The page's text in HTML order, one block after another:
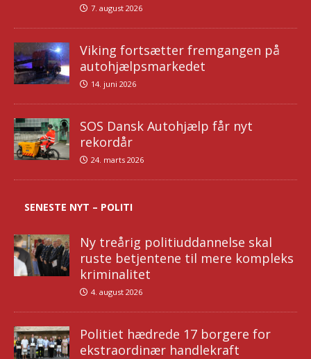
7. august 2026
Viking fortsætter fremgangen på
autohjælpsmarkedet
14. juni 2026
SOS Dansk Autohjælp får nyt
rekordår
24. marts 2026
SENESTE NYT – POLITI
Ny treårig politiuddannelse skal
ruste betjentene til mere kompleks
kriminalitet
4. august 2026
Politiet hædrede 17 borgere for
ekstraordinær handlekraft